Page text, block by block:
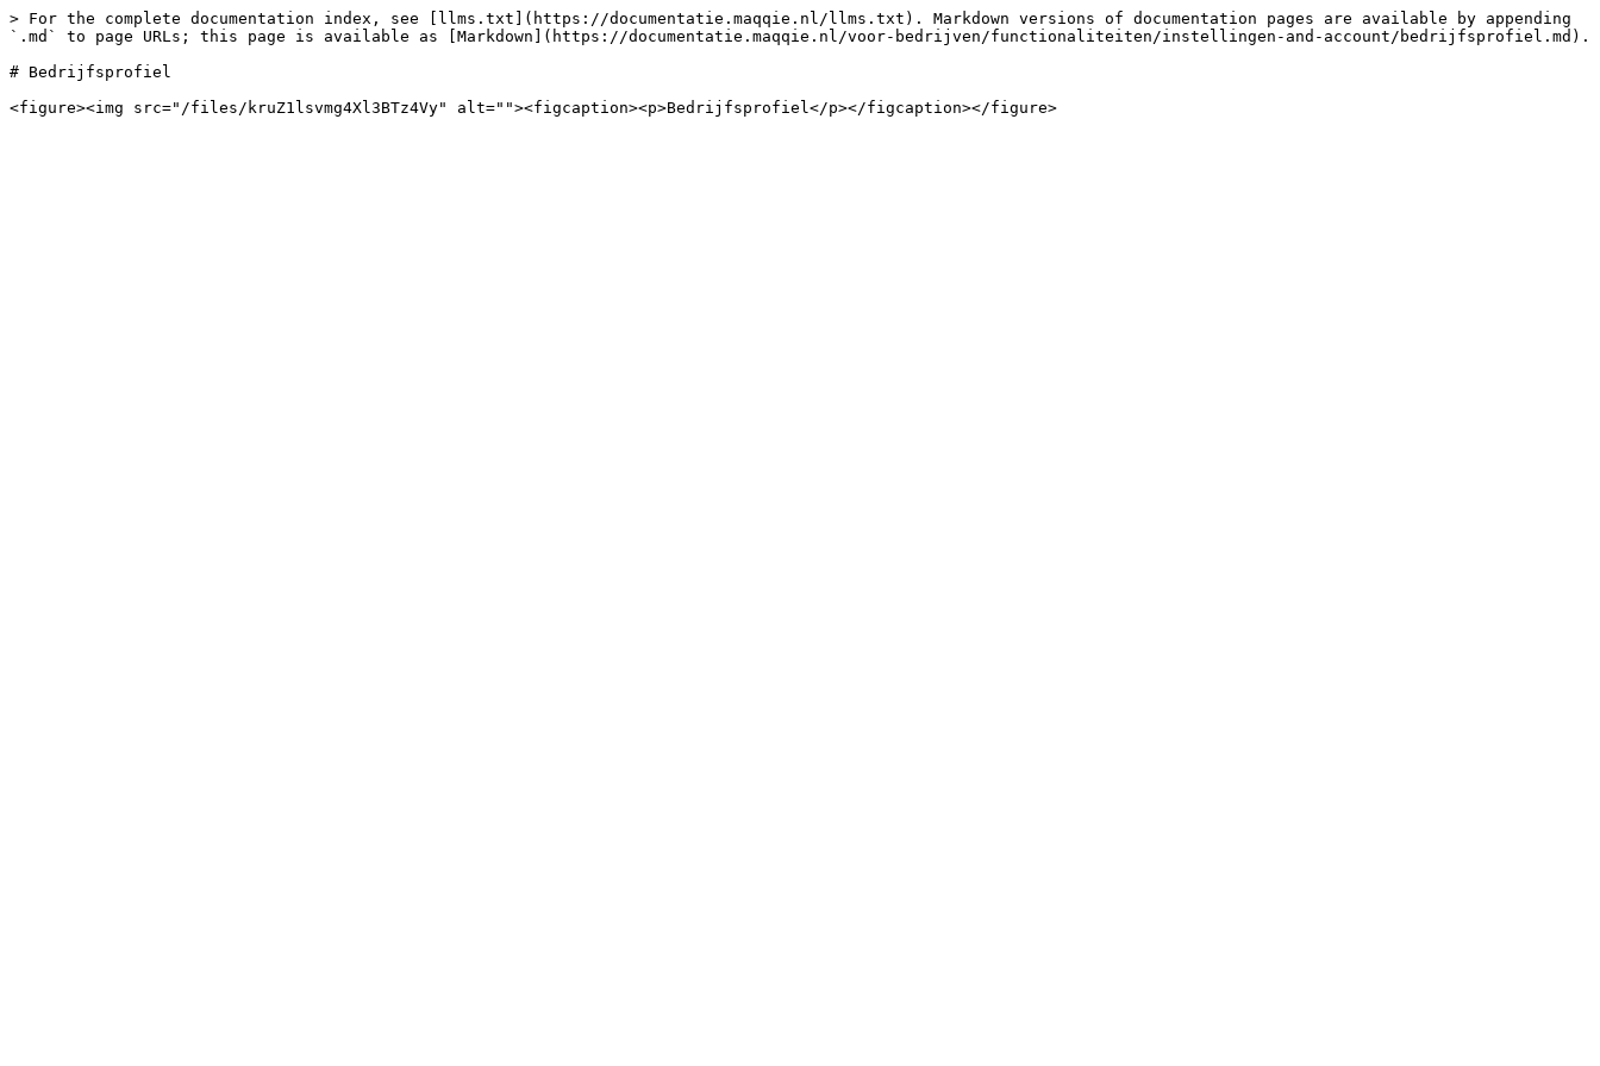
> For the complete documentation index, see [llms.txt](https://documentatie.maqqie.nl/llms.txt). Markdown versions of documentation pages are available by appending
`.md` to page URLs; this page is available as [Markdown](https://documentatie.maqqie.nl/voor-bedrijven/functionaliteiten/instellingen-and-account/bedrijfsprofiel.md).
# Bedrijfsprofiel